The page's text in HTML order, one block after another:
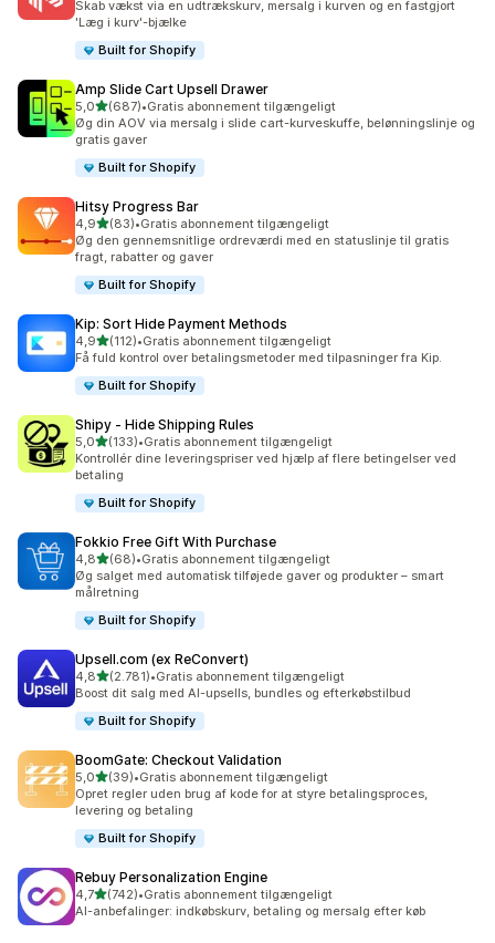
Skab vækst via en udtrækskurv, mersalg i kurven og en fastgjort
'Læg i kurv'-bjælke
Built for Shopify
Amp Slide Cart Upsell Drawer
5,0ud af 5 stjerner
(687)
687 anmeldelser i alt
•Gratis abonnement tilgængeligt
Øg din AOV via mersalg i slide cart-kurveskuffe, belønningslinje og
gratis gaver
Built for Shopify
Hitsy Progress Bar
4,9ud af 5 stjerner
(83)
83 anmeldelser i alt
•Gratis abonnement tilgængeligt
Øg den gennemsnitlige ordreværdi med en statuslinje til gratis
fragt, rabatter og gaver
Built for Shopify
Kip: Sort Hide Payment Methods
4,9ud af 5 stjerner
(112)
112 anmeldelser i alt
•Gratis abonnement tilgængeligt
Få fuld kontrol over betalingsmetoder med tilpasninger fra Kip.
Built for Shopify
Shipy ‑ Hide Shipping Rules
5,0ud af 5 stjerner
(133)
133 anmeldelser i alt
•Gratis abonnement tilgængeligt
Kontrollér dine leveringspriser ved hjælp af flere betingelser ved
betaling
Built for Shopify
Fokkio Free Gift With Purchase
4,8ud af 5 stjerner
(68)
68 anmeldelser i alt
•Gratis abonnement tilgængeligt
Øg salget med automatisk tilføjede gaver og produkter – smart
målretning
Built for Shopify
Upsell.com (ex ReConvert)
4,8ud af 5 stjerner
(2.781)
2781 anmeldelser i alt
•Gratis abonnement tilgængeligt
Boost dit salg med AI-upsells, bundles og efterkøbstilbud
Built for Shopify
BoomGate: Checkout Validation
5,0ud af 5 stjerner
(39)
39 anmeldelser i alt
•Gratis abonnement tilgængeligt
Opret regler uden brug af kode for at styre betalingsproces,
levering og betaling
Built for Shopify
Rebuy Personalization Engine
4,7ud af 5 stjerner
(742)
742 anmeldelser i alt
•Gratis abonnement tilgængeligt
AI-anbefalinger: indkøbskurv, betaling og mersalg efter køb